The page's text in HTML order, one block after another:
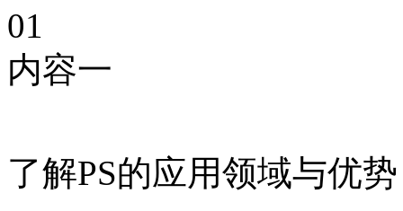
01
内容一
了解PS的应用领域与优势